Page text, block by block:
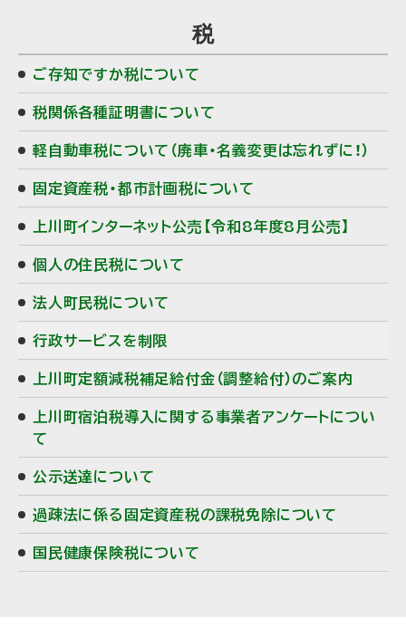
税
ご存知ですか税について
税関係各種証明書について
軽自動車税について（廃車・名義変更は忘れずに！）
固定資産税・都市計画税について
上川町インターネット公売【令和8年度8月公売】
個人の住民税について
法人町民税について
行政サービスを制限
上川町定額減税補足給付金（調整給付）のご案内
上川町宿泊税導入に関する事業者アンケートについ
て
公示送達について
過疎法に係る固定資産税の課税免除について
国民健康保険税について